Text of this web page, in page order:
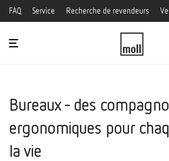
FAQ Service Recherche de revendeurs
Bureaux - des
ergonomiques pour
la vie